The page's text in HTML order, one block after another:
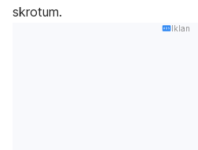
skrotum.
Iklan